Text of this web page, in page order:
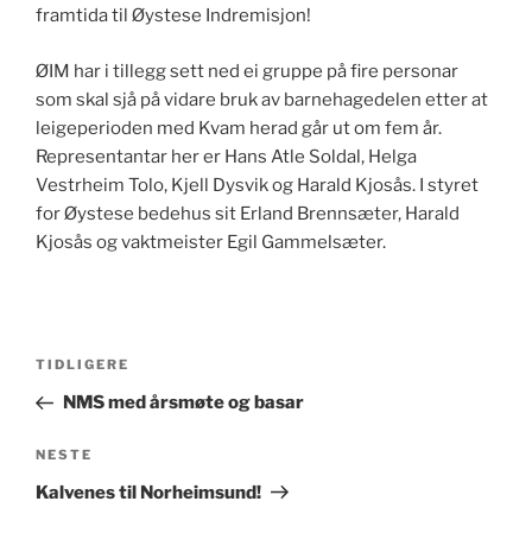
framtida til Øystese Indremisjon!
ØIM har i tillegg sett ned ei gruppe på fire personar
som skal sjå på vidare bruk av barnehagedelen etter at
leigeperioden med Kvam herad går ut om fem år.
Representantar her er Hans Atle Soldal, Helga
Vestrheim Tolo, Kjell Dysvik og Harald Kjosås. I styret
for Øystese bedehus sit Erland Brennsæter, Harald
Kjosås og vaktmeister Egil Gammelsæter.
Innleggsnavigasjon
Forrige
innlegg
TIDLIGERE
NMS med årsmøte og basar
Neste
innlegg
NESTE
Kalvenes til Norheimsund!